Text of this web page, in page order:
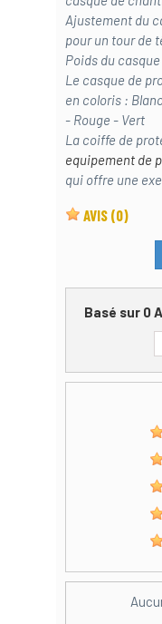
Ajustement du
pour un tour de
Poids du
Le casque de
en coloris :
- Rouge - Vert
La coiffe de
equipement de
qui offre une
AVIS (0)
Basé sur 0